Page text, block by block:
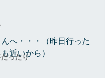
ったり
へ・・・（昨日行った
近いから）